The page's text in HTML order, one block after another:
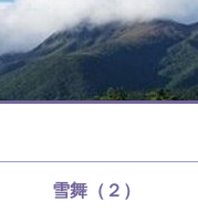
雪舞（２）